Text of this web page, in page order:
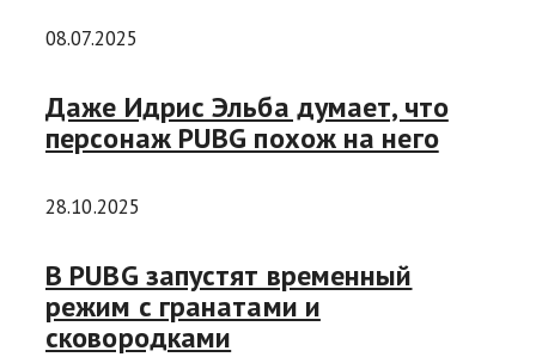
08.07.2025
Даже Идрис Эльба думает, что
персонаж PUBG похож на него
28.10.2025
В PUBG запустят временный
режим с гранатами и
сковородками